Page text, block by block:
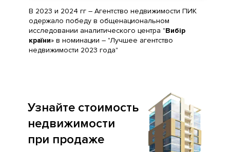
В 2023 и 2024 гг – Агентство недвижимости ПИК
одержало победу в общенациональном
исследовании аналитического центра "Вибір
країни» в номинации – "Лучшее агентство
недвижимости 2023 года"
Узнайте стоимость
недвижимости
при продаже